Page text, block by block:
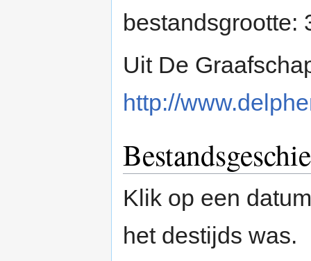
bestandsgrootte:
Uit De
http://
Klik op een
het destijds was.